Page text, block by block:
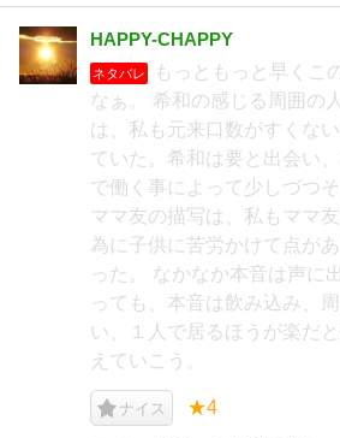
HAPPY-CHAPPY
ネタバレ
もっともっと早くこ
なぁ。 希和の感じる周囲の
は、私も元来口数がすくな
ていた。希和は要と出会い
で働く事によって少しづつ
ママ友の描写は、私もママ
為に子供に苦労かけて点が
った。 なかなか本音は声に
っても、本音は飲み込み、
い、１人で居るほうが楽だ
えていこう。
ナイス ★4